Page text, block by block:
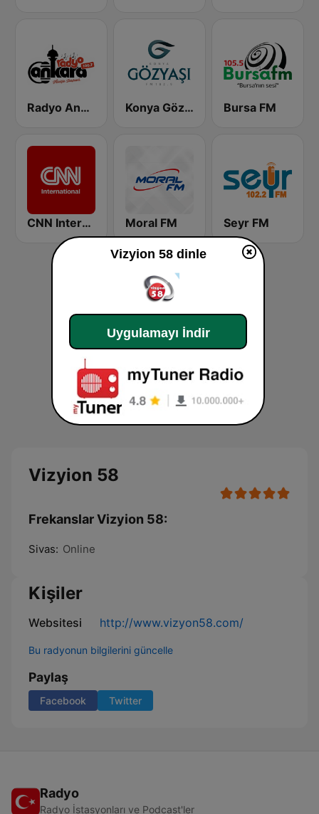
Radyo Ankara Konya Gözyaþý FM Bursa FM
CNN International Moral FM Seyr FM
Vizyion 58
Frekanslar Vizyion 58:
Sivas: Online
Kişiler
Websitesi http://www.vizyon58.com/
Bu radyonun bilgilerini güncelle
Paylaş
Facebook Twitter
Radyo
Radyo İstasyonları ve Podcast'ler
Vizyion 58 dinle
Uygulamayı İndir